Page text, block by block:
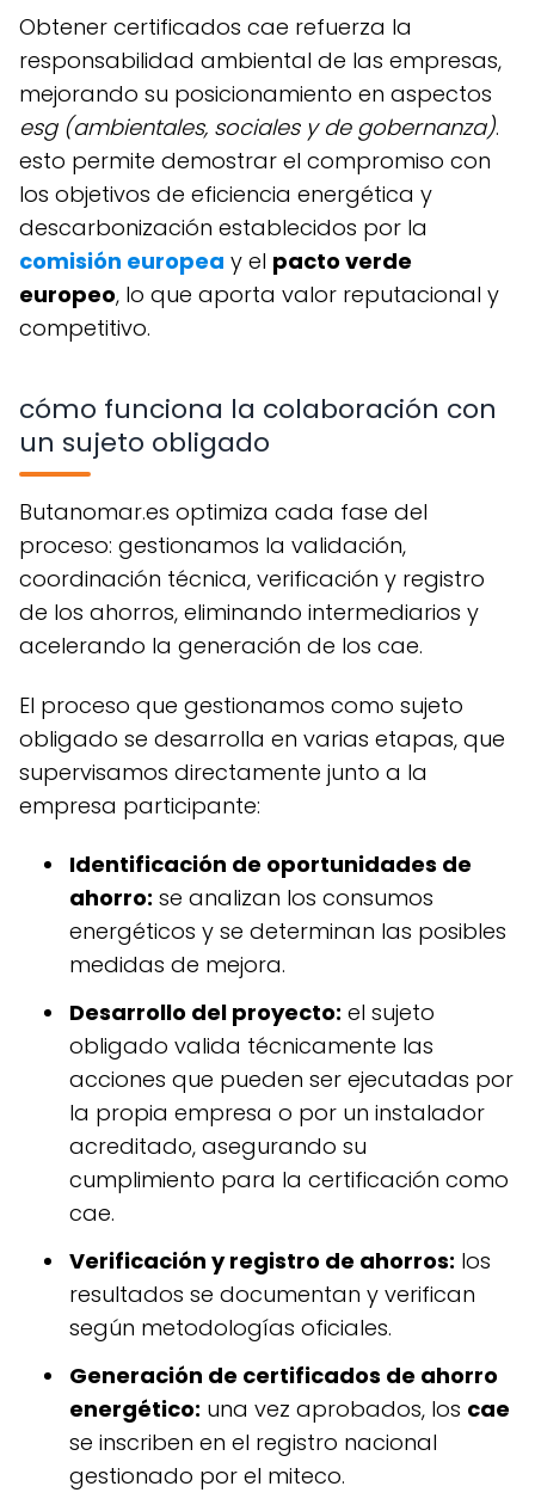
obtener certificados cae refuerza la
responsabilidad ambiental de las empresas,
mejorando su posicionamiento en aspectos
esg (ambientales, sociales y de gobernanza).
esto permite demostrar el compromiso con
los objetivos de eficiencia energética y
descarbonización establecidos por la
comisión europea y el pacto verde
europeo, lo que aporta valor reputacional y
competitivo.
cómo funciona la colaboración con
un sujeto obligado
butanomar.es optimiza cada fase del
proceso: gestionamos la validación,
coordinación técnica, verificación y registro
de los ahorros, eliminando intermediarios y
acelerando la generación de los cae.
el proceso que gestionamos como sujeto
obligado se desarrolla en varias etapas, que
supervisamos directamente junto a la
empresa participante:
identificación de oportunidades de
ahorro: se analizan los consumos
energéticos y se determinan las posibles
medidas de mejora.
desarrollo del proyecto: el sujeto
obligado valida técnicamente las
acciones que pueden ser ejecutadas por
la propia empresa o por un instalador
acreditado, asegurando su
cumplimiento para la certificación como
cae.
verificación y registro de ahorros: los
resultados se documentan y verifican
según metodologías oficiales.
generación de certificados de ahorro
energético: una vez aprobados, los cae
se inscriben en el registro nacional
gestionado por el miteco.